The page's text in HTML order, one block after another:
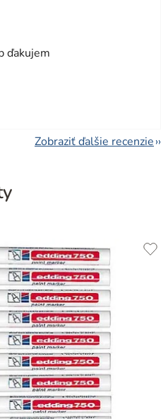
5 hviezdičiek.
ďakujem
5 hviezdičiek.
Zobraziť ďalšie recenzie